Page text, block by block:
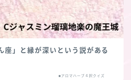
座」と縁が深いという説がある
■アロマハーブ４択クイズ